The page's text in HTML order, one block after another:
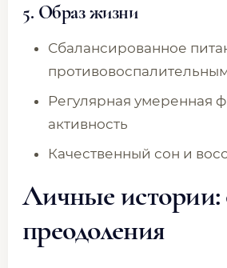
5. Образ жизни
Сбалансированное
Регулярная умеренная
активность
Качественный сон и
Личные
преодоления